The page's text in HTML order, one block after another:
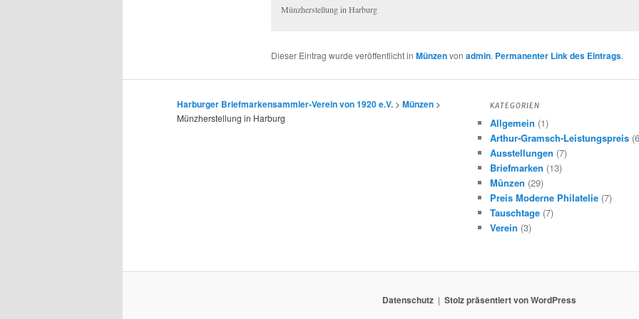
Münzherstellung in Harburg
Dieser Eintrag wurde veröffentlicht in Münzenvon admin. Permanenter Link des Eintrags.
Harburger Briefmarkensammler-Verein von 1920 e.V. > Münzen >
Münzherstellung in Harburg
KATEGORIEN
Allgemein (1)
Arthur-Gramsch-Leistungspreis
Ausstellungen (7)
Briefmarken (13)
Münzen (29)
Preis Moderne Philatelie (7)
Tauschtage (7)
Verein (3)
Datenschutz Stolz präsentiert von WordPress